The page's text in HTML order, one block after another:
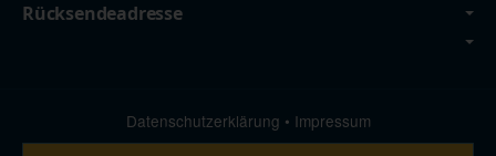
Rücksendeadresse
Datenschutzerklärung • Impressum